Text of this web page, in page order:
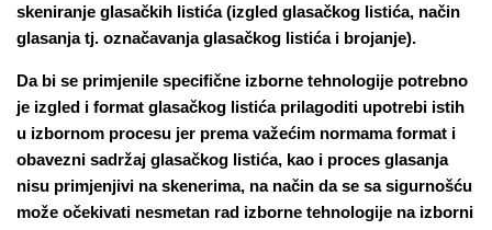
skeniranje glasačkih listića (izgled glasačkog listića, način
glasanja tj. označavanja glasačkog listića i brojanje).
Da bi se primjenile specifične izborne tehnologije potrebno
je izgled i format glasačkog listića prilagoditi upotrebi istih
u izbornom procesu jer prema važećim normama format i
obavezni sadržaj glasačkog listića, kao i proces glasanja
nisu primjenjivi na skenerima, na način da se sa sigurnošću
može očekivati nesmetan rad izborne tehnologije na izborni